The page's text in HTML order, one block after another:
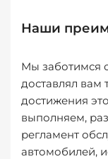
Наши
Мы заботимся
доставлял вам
достижения
выполняем,
регламент
автомобилей,